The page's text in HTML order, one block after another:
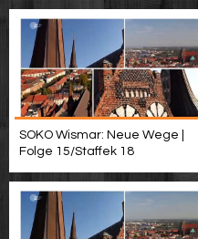
SOKO Wismar: Neue Wege |
Folge 15/Staffek 18